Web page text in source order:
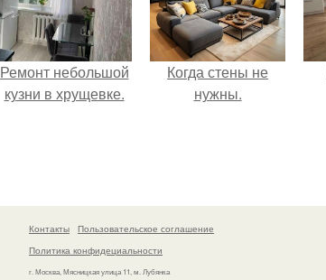
Ремонт небольшой
кузни в хрущевке.
Когда стены не
нужны.
Контакты
Пользовательское соглашение
Политика конфидециальности
г. Москва, Мясницкая улица 11, м. Лубянка